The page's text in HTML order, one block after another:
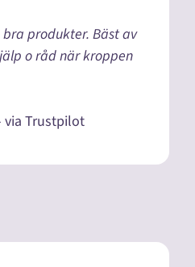
bra produkter. Bäst av
o råd när kroppen
via Trustpilot